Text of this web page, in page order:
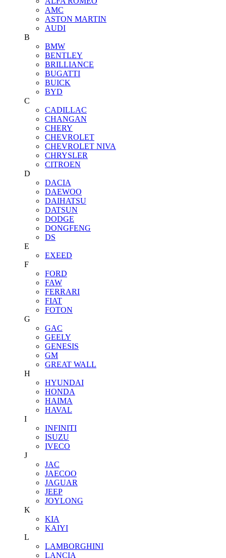
AMC
ASTON MARTIN
AUDI
B
BMW
BENTLEY
BRILLIANCE
BUGATTI
BUICK
BYD
C
CADILLAC
CHANGAN
CHERY
CHEVROLET
CHEVROLET NIVA
CHRYSLER
CITROEN
D
DACIA
DAEWOO
DAIHATSU
DATSUN
DODGE
DONGFENG
DS
E
EXEED
F
FORD
FAW
FERRARI
FIAT
FOTON
G
GAC
GEELY
GENESIS
GM
GREAT WALL
H
HYUNDAI
HONDA
HAIMA
HAVAL
I
INFINITI
ISUZU
IVECO
J
JAC
JAECOO
JAGUAR
JEEP
JOYLONG
K
KIA
KAIYI
L
LAMBORGHINI
LANCIA